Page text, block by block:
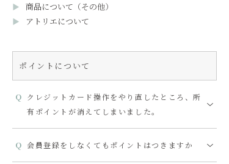
商品について（その他）
アトリエについて
ポイントについて
クレジットカード操作をやり直したところ、所
有ポイントが消えてしまいました。
会員登録をしなくてもポイントはつきますか